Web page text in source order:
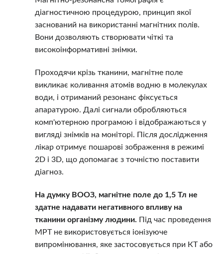
діагностичною процедурою, принцип якої
заснований на використанні магнітних полів.
Вони дозволяють створювати чіткі та
високоінформативні знімки.
Проходячи крізь тканини, магнітне поле
викликає коливання атомів водню в молекулах
води, і отриманий резонанс фіксується
апаратурою. Далі сигнали обробляються
комп'ютерною програмою і відображаються у
вигляді знімків на моніторі. Після дослідження
лікар отримує пошарові зображення в режимі
2D і 3D, що допомагає з точністю поставити
діагноз.
На думку ВООЗ, магнітне поле до 1,5 Тл не
здатне надавати негативного впливу на
тканини організму людини. Під час проведення
МРТ не використовується іонізуюче
випромінювання, яке застосовується при КТ або